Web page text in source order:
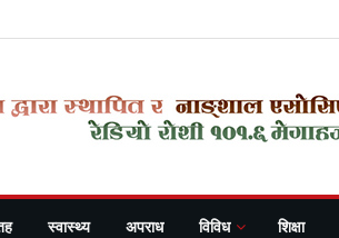
स्वास्थ्य अपराध विविध शिक्षा